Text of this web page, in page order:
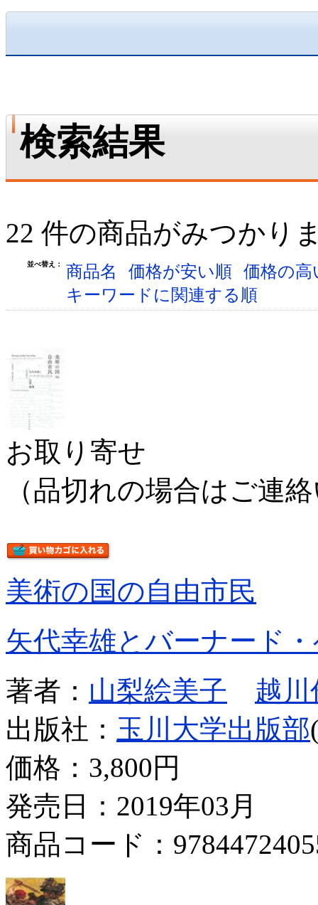
検索結果
22 件の商品がみつかり
並べ替え： 商品名 価格が安い順 価格の
キーワードに関連する順
お取り寄せ
（品切れの場合はご連
美術の国の自由市民
矢代幸雄とバーナード
著者： 山梨絵美子
越川
出版社： 玉川大学出版部
価格： 3,800円
発売日：2019年03月
商品コード：